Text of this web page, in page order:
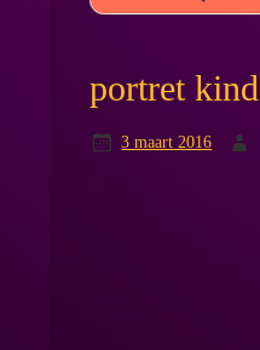
portret kind
3 maart 2016